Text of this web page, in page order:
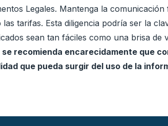
Legales. Mantenga la comunicación
tarifas. Esta diligencia podría ser la
sean tan fáciles como una brisa de
recomienda encarecidamente que
que pueda surgir del uso de la